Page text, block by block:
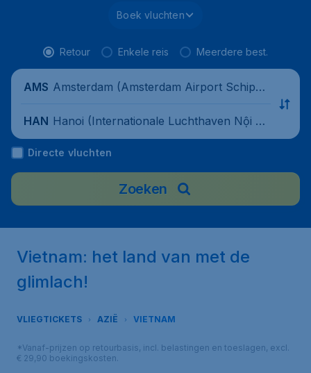
Boek vluchten
Retour Enkele reis Meerdere best.
AMS Amsterdam (Amsterdam Airport Schipho
HAN Hanoi (Internationale Luchthaven Nội Bà
i), Vietnam
Directe vluchten
Zoeken
Vietnam: het land van met de
glimlach!
VLIEGTICKETS AZIË VIETNAM
*Vanaf-prijzen op retourbasis, incl. belastingen en toeslagen, excl.
€ 29,90 boekingskosten.